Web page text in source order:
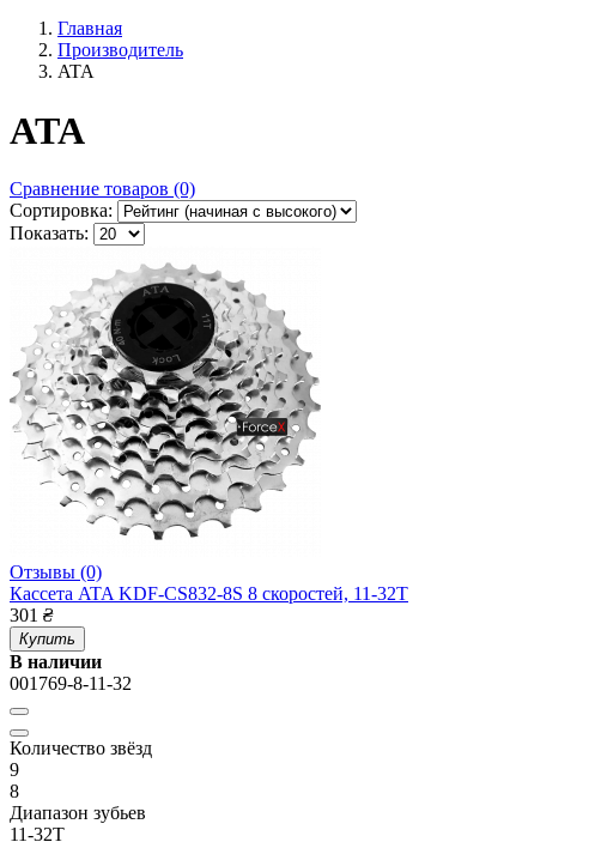
Главная
Производитель
ATA
ATA
Сравнение товаров (0)
Сортировка:
Показать:
Отзывы (0)
Кассета ATA KDF-CS832-8S 8 скоростей, 11-32T
301 ₴
Купить
В наличии
001769-8-11-32
Количество звёзд
9
8
Диапазон зубьев
11-32Т